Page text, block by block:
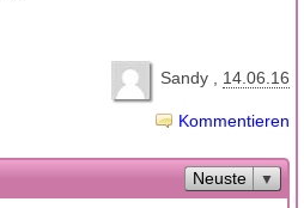
Sandy 14.06.16
Kommentieren
Neuste